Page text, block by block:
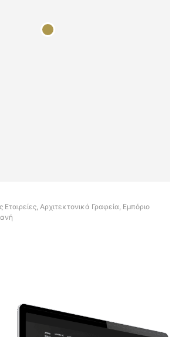
Αρχιτεκτονικά Γραφεία, Εμπόριο